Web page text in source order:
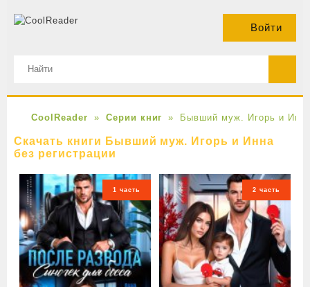
Войти
CoolReader Серии книг Бывший муж. Игорь и
Скачать книги Бывший муж. Игорь и Инна
без регистрации
1 часть 2 часть